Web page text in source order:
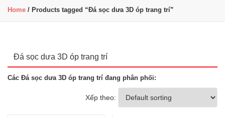
Home / Products tagged “Đá sọc dưa 3D óp trang trí”
Đá sọc dưa 3D óp trang trí
Các Đá sọc dưa 3D óp trang trí đang phân phối:
Xếp theo: